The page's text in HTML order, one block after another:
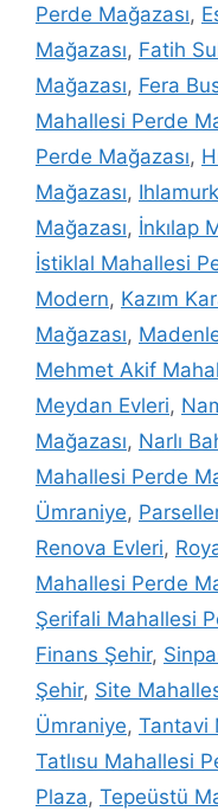
Perde Mağazası,
Mağazası, Fatih
Mağazası, Fera
Mahallesi Perde
Perde Mağazası,
Mağazası,
Mağazası, İnkılap
İstiklal Mahallesi
Modern, Kazım
Mağazası,
Mehmet Akif
Meydan Evleri,
Mağazası, Narlı
Mahallesi Perde
Ümraniye,
Renova Evleri,
Mahallesi Perde
Şerifali Mahallesi
Finans Şehir,
Şehir, Site
Ümraniye, Tantavi
Tatlısu Mahallesi
Plaza, Tepeüstü